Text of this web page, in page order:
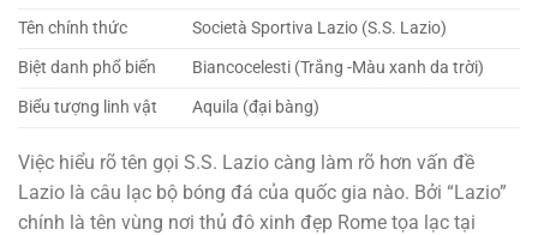
Tên chính thức
Società Sportiva Lazio (S.S. Lazio)
Biệt danh phổ biến
Biancocelesti (Trắng -Màu xanh da trời)
Biểu tượng linh vật
Aquila (đại bàng)
Việc hiểu rõ tên gọi S.S. Lazio càng làm rõ hơn vấn đề
Lazio là câu lạc bộ bóng đá của quốc gia nào. Bởi “Lazio”
chính là tên vùng nơi thủ đô xinh đẹp Rome tọa lạc tại